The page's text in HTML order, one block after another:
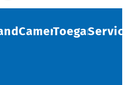
Camerabeveiliging
Service